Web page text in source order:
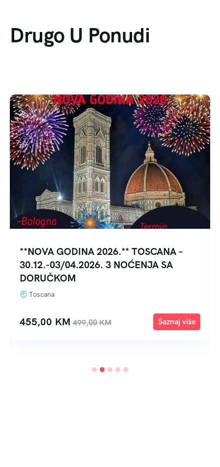
**NOVA GODINA 2026.** TOSCANA –
30.12.-03/04.2026. 3 NOĆENJA SA
DORUČKOM
Toscana
455,00 KM 499,00KM Explore